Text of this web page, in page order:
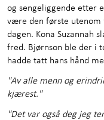
og sengeliggende etter
være den første
dagen. Kona Suzannah
fred. Bjørnson ble der i
hadde tatt hans hånd
"Av alle menn og
kjærest."
"Det var også deg jeg